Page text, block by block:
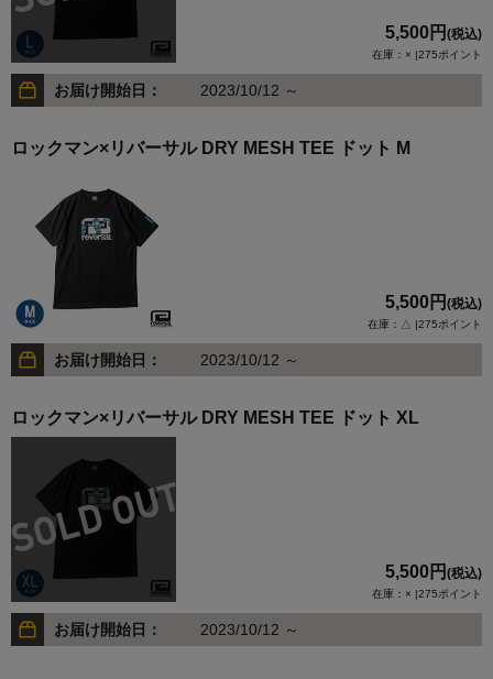
5,500円 (税込)
在庫：× |275ポイント
お届け開始日： 2023/10/12 ～
ロックマン×リバーサル DRY MESH TEE ドット M
5,500円 (税込)
在庫：△ |275ポイント
お届け開始日： 2023/10/12 ～
ロックマン×リバーサル DRY MESH TEE ドット XL
5,500円 (税込)
在庫：× |275ポイント
お届け開始日： 2023/10/12 ～